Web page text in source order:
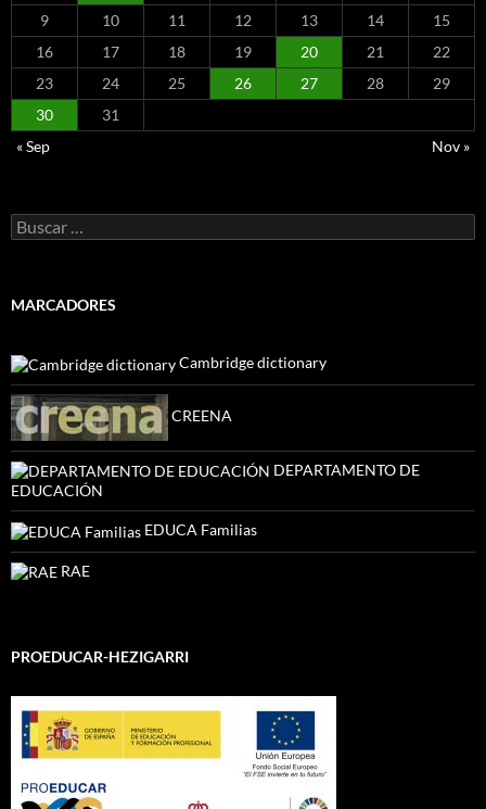
9
10 11 12 13 14
15
16
17 18 19 20 21
22
23
24 25 26 27 28
29
30
31
« Sep
Nov »
Buscar:
MARCADORES
Cambridge dictionary
CREENA
DEPARTAMENTO DE
EDUCACIÓN
EDUCA Familias
RAE
PROEDUCAR-HEZIGARRI